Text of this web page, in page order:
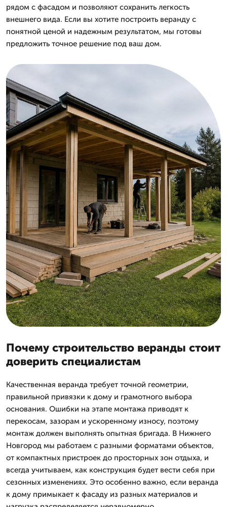
рядом с фасадом и позволяют сохранить легкость
внешнего вида. Если вы хотите построить веранду с
понятной ценой и надежным результатом, мы готовы
предложить точное решение под ваш дом.
Почему строительство веранды стоит
доверить специалистам
Качественная веранда требует точной геометрии,
правильной привязки к дому и грамотного выбора
основания. Ошибки на этапе монтажа приводят к
перекосам, зазорам и ускоренному износу, поэтому
монтаж должен выполнять опытная бригада. В Нижнего
Новгород мы работаем с разными форматами объектов,
от компактных пристроек до просторных зон отдыха, и
всегда учитываем, как конструкция будет вести себя при
сезонных изменениях. Это особенно важно, если веранда
к дому примыкает к фасаду из разных материалов и